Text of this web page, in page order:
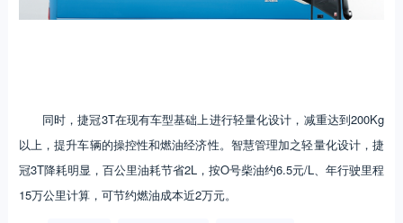
同时，捷冠3T在现有车型基础上进行轻量化设计，减重达到200Kg
以上，提升车辆的操控性和燃油经济性。智慧管理加之轻量化设计，捷
冠3T降耗明显，百公里油耗节省2L，按O号柴油约6.5元/L、年行驶里程
15万公里计算，可节约燃油成本近2万元。